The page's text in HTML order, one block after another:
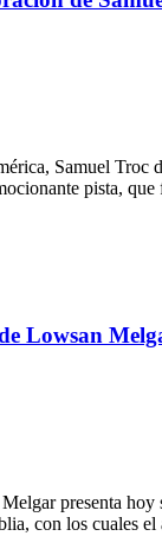
Samuel Troc
pista,
Lowsan
presenta
con los cuales